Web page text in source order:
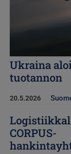
Ukraina
tuotannon
20.5.2026
CORPUS-